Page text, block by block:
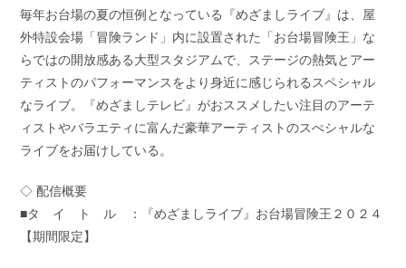
毎年お台場の夏の恒例となっている『めざましライブ』は、屋
外特設会場「冒険ランド」内に設置された「お台場冒険王」な
らではの開放感ある大型スタジアムで、ステージの熱気とアー
ティストのパフォーマンスをより身近に感じられるスペシャル
なライブ。『めざましテレビ』がおススメしたい注目のアーテ
ィストやバラエティに富んだ豪華アーティストのスぺシャルな
ライブをお届けしている。
◇ 配信概要
■タ イ ト ル ：『めざましライブ』お台場冒険王２０２４
【期間限定】